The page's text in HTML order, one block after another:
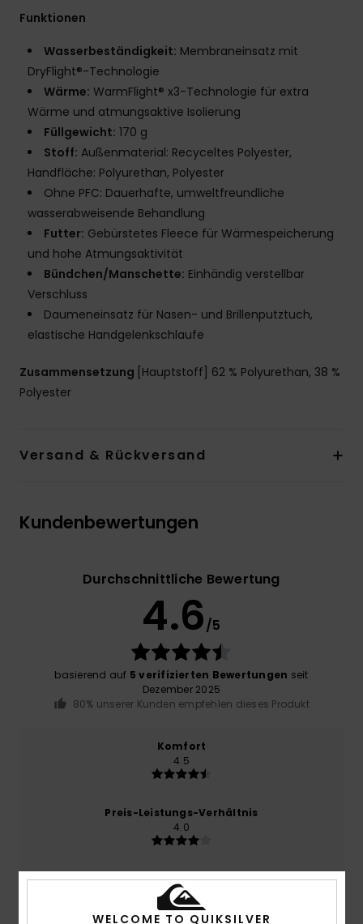
Funktionen
Wasserbeständigkeit: Membraneinsatz mit
DryFlight®-Technologie
Wärme: WarmFlight® x3-Technologie für extra
Wärme und atmungsaktive Isolierung
Füllgewicht: 170 g
Stoff: Außenmaterial: Recyceltes Polyester,
Handfläche: Polyurethan, Polyester
Ohne PFC: Dauerhafte, umweltfreundliche
wasserabweisende Behandlung
Futter: Gebürstetes Fleece für Wärmespeicherung
und hohe Atmungsaktivität
Bündchen/Manschette: Einhändig verstellbar
Verschluss
Daumeneinsatz für Nasen- und Brillenputztuch,
elastische Handgelenkschlaufe
Zusammensetzung [Hauptstoff] 62 % Polyurethan, 38 %
Polyester
Versand & Rückversand
Kundenbewertungen
Durchschnittliche Bewertung
4.6/5
basierend auf 5 verifizierten Bewertungen seit
Dezember 2025
80% unserer Kunden empfehlen dieses Produkt
Komfort
4.5
Preis-Leistungs-Verhältnis
4.0
Größe
Material
WELCOME TO QUIKSILVER